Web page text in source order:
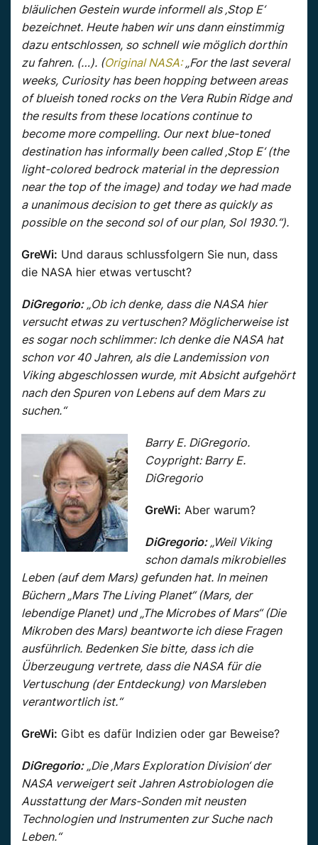
bläulichen Gestein wurde informell als ‚Stop E‘
bezeichnet. Heute haben wir uns dann einstimmig
dazu entschlossen, so schnell wie möglich dorthin
zu fahren. (…). (Original NASA:„For the last several
weeks, Curiosity has been hopping between areas
of blueish toned rocks on the Vera Rubin Ridge and
the results from these locations continue to
become more compelling. Our next blue-toned
destination has informally been called ‚Stop E‘ (the
light-colored bedrock material in the depression
near the top of the image) and today we had made
a unanimous decision to get there as quickly as
possible on the second sol of our plan, Sol 1930.“).
GreWi: Und daraus schlussfolgern Sie nun, dass
die NASA hier etwas vertuscht?
DiGregorio:„Ob ich denke, dass die NASA hier
versucht etwas zu vertuschen? Möglicherweise ist
es sogar noch schlimmer: Ich denke die NASA hat
schon vor 40 Jahren, als die Landemission von
Viking abgeschlossen wurde, mit Absicht aufgehört
nach den Spuren von Lebens auf dem Mars zu
suchen.“
Barry E. DiGregorio.
Coypright: Barry E.
DiGregorio
GreWi: Aber warum?
DiGregorio:„Weil Viking
schon damals mikrobielles
Leben (auf dem Mars) gefunden hat. In meinen
Büchern „Mars The Living Planet“ (Mars, der
lebendige Planet) und „The Microbes of Mars“ (Die
Mikroben des Mars) beantworte ich diese Fragen
ausführlich. Bedenken Sie bitte, dass ich die
Überzeugung vertrete, dass die NASA für die
Vertuschung (der Entdeckung) von Marsleben
verantwortlich ist.“
GreWi: Gibt es dafür Indizien oder gar Beweise?
DiGregorio:„Die ‚Mars Exploration Division‘ der
NASA verweigert seit Jahren Astrobiologen die
Ausstattung der Mars-Sonden mit neusten
Technologien und Instrumenten zur Suche nach
Leben.“